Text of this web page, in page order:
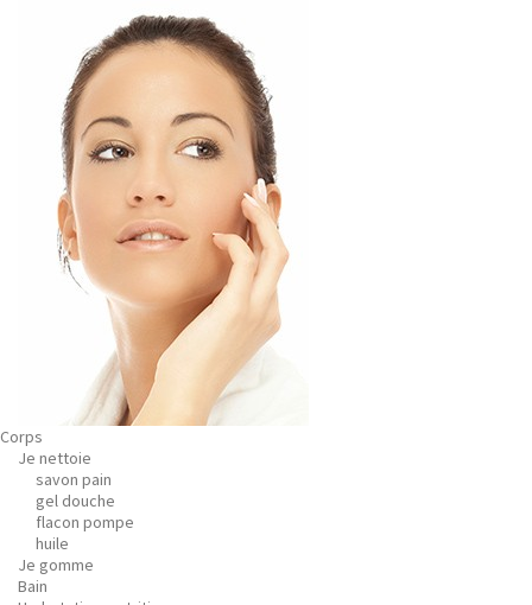
Corps
Je nettoie
savon pain
gel douche
flacon pompe
huile
Je gomme
Bain